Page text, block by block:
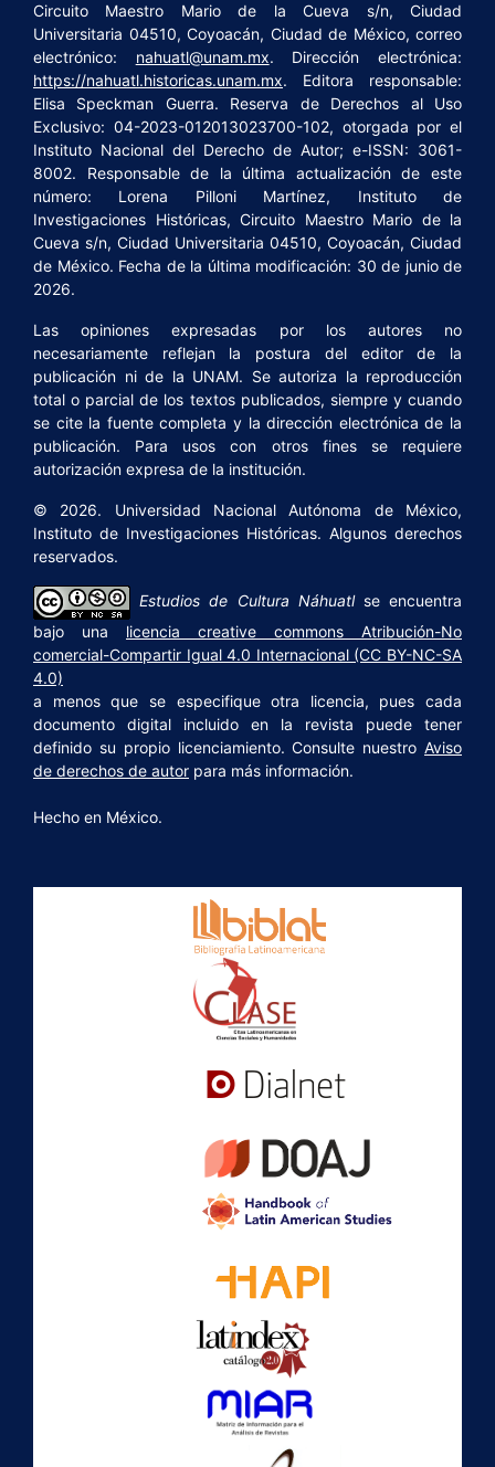
Circuito Maestro Mario de la Cueva s/n, Ciudad
Universitaria 04510, Coyoacán, Ciudad de México, correo
electrónico: nahuatl@unam.mx. Dirección electrónica:
https://nahuatl.historicas.unam.mx. Editora responsable:
Elisa Speckman Guerra. Reserva de Derechos al Uso
Exclusivo: 04-2023-012013023700-102, otorgada por el
Instituto Nacional del Derecho de Autor; e-ISSN: 3061-
8002. Responsable de la última actualización de este
número: Lorena Pilloni Martínez, Instituto de
Investigaciones Históricas, Circuito Maestro Mario de la
Cueva s/n, Ciudad Universitaria 04510, Coyoacán, Ciudad
de México. Fecha de la última modificación: 30 de junio de
2026.
Las opiniones expresadas por los autores no
necesariamente reflejan la postura del editor de la
publicación ni de la UNAM. Se autoriza la reproducción
total o parcial de los textos publicados, siempre y cuando
se cite la fuente completa y la dirección electrónica de la
publicación. Para usos con otros fines se requiere
autorización expresa de la institución.
© 2026. Universidad Nacional Autónoma de México,
Instituto de Investigaciones Históricas. Algunos derechos
reservados.
Estudios de Cultura Náhuatlse encuentra
bajo una licencia creative commons Atribución-No
comercial-Compartir Igual 4.0 Internacional (CC BY-NC-SA
4.0)
a menos que se especifique otra licencia, pues cada
documento digital incluido en la revista puede tener
definido su propio licenciamiento. Consulte nuestro Aviso
de derechos de autor para más información.
Hecho en México.